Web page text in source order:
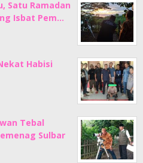
Satu Ramadan
Isbat Pem…
Habisi
Tebal
Sulbar